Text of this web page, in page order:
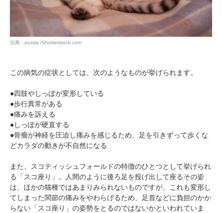
出典 : zossia /Shutterstock.com
この病気の症状としては、次のようなものが挙げられます。
●四肢やしっぽが変形している
●歩行異常がある
●痛みを訴える
●しっぽが硬直する
●骨瘤が神経を圧迫し痛みを感じるため、足を引きずって歩くな
どカラダの動きが不自然になる
また、スコティッシュフォールドの特徴のひとつとして挙げられ
る「スコ座り」。人間のように後ろ足を投げ出して座るその姿
は、ほかの猫種ではあまりみられないものですが、これも変形し
てしまった関節の痛みをやわらげるため、足首などに負担のかか
らない「スコ座り」の姿勢をとるのではないかといわれていま